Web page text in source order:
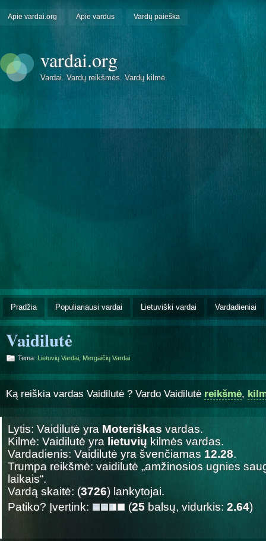
Apie vardai.org Apie vardus Vardų paieška
vardai.org
Vardai. Vardų reikšmės. Vardų kilmė.
Pradžia Populiariausi vardai Lietuviški vardai Vardadieniai
Vaidilutė
Tema: Lietuvių Vardai Mergaičių Vardai
Ką reiškia vardas Vaidilutė ? Vardo Vaidilutė reikšmė,
Lytis: Vaidilutė yra Moteriškas vardas.
Kilmė: Vaidilutė yra lietuvių kilmės vardas.
Vardadienis: Vaidilutė yra švenčiamas 12.28.
Trumpa reikšmė: vaidilutė „amžinosios ugnies
laikais“.
Vardą skaitė: (3726) lankytojai.
Patiko? Įvertink:
(25 balsų, vidurkis: 2.64)